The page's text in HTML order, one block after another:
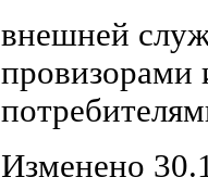
внешней
провизорами
Изменено